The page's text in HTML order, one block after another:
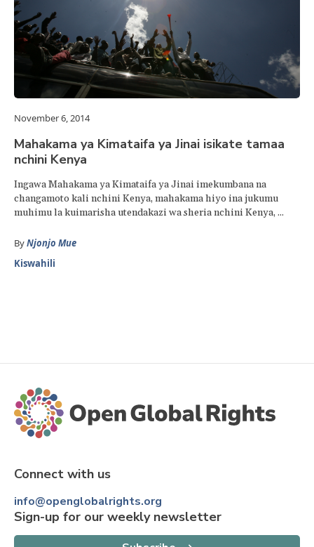
November 6, 2014
Mahakama ya Kimataifa ya Jinai isikate tamaa
nchini Kenya
Ingawa Mahakama ya Kimataifa ya Jinai imekumbana na
changamoto kali nchini Kenya, mahakama hiyo ina jukumu
muhimu la kuimarisha utendakazi wa sheria nchini Kenya, ...
ByNjonjo Mue
Kiswahili
Connect with us
info@openglobalrights.org
Sign-up for our weekly newsletter